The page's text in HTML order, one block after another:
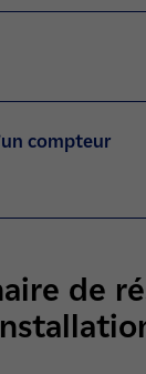
compteur
de